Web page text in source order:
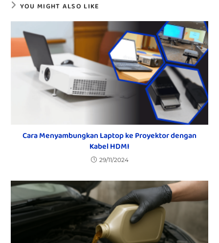
YOU MIGHT ALSO LIKE
Cara Menyambungkan Laptop ke Proyektor dengan
Kabel HDMI
29/11/2024